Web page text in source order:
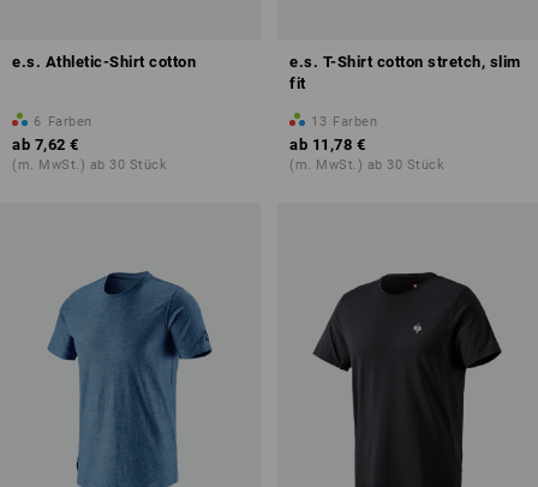
e.s. Athletic-Shirt cotton
6 Farben
ab 7,62 €
(m. MwSt.) ab 30 Stück
e.s. T-Shirt cotton stretch, slim
fit
13 Farben
ab 11,78 €
(m. MwSt.) ab 30 Stück